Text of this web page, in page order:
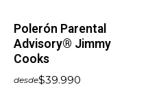
Polerón Parental
Advisory® Jimmy
Cooks
desde$39.990